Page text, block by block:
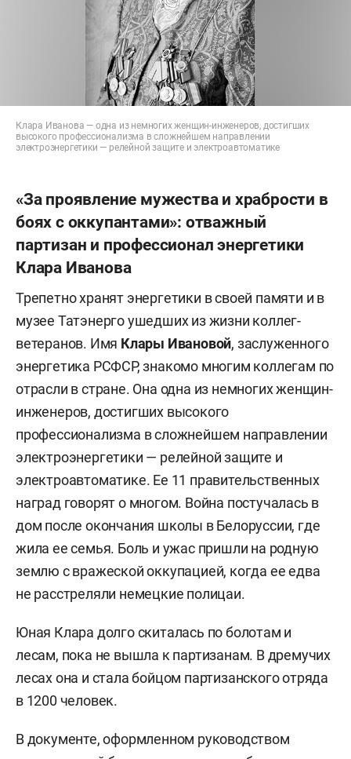
Клара Иванова — одна из немногих женщин-инженеров, достигших
высокого профессионализма в сложнейшем направлении
электроэнергетики — релейной защите и электроавтоматике
«За проявление мужества и храбрости в
боях с оккупантами»: отважный
партизан и профессионал энергетики
Клара Иванова
Трепетно хранят энергетики в своей памяти и в
музее Татэнерго ушедших из жизни коллег-
ветеранов. Имя Клары Ивановой, заслуженного
энергетика РСФСР, знакомо многим коллегам по
отрасли в стране. Она одна из немногих женщин-
инженеров, достигших высокого
профессионализма в сложнейшем направлении
электроэнергетики — релейной защите и
электроавтоматике. Ее 11 правительственных
наград говорят о многом. Война постучалась в
дом после окончания школы в Белоруссии, где
жила ее семья. Боль и ужас пришли на родную
землю с вражеской оккупацией, когда ее едва
не расстреляли немецкие полицаи.
Юная Клара долго скиталась по болотам и
лесам, пока не вышла к партизанам. В дремучих
лесах она и стала бойцом партизанского отряда
в 1200 человек.
В документе, оформленном руководством